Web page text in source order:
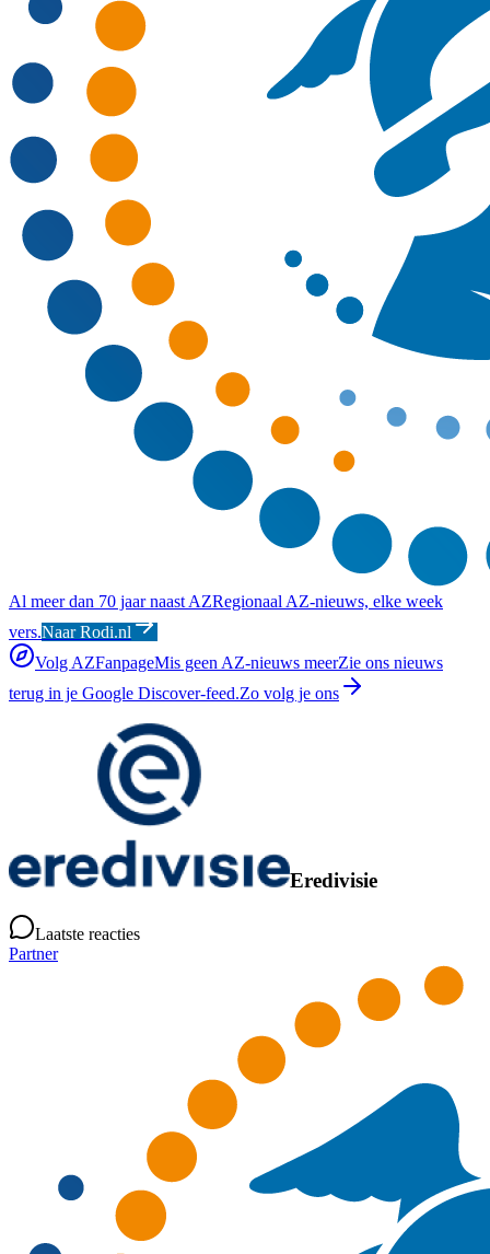
Al meer dan 70 jaar naast AZRegionaal AZ-nieuws, elke week
vers.Naar Rodi.nl
Volg AZFanpageMis geen AZ-nieuws meerZie ons nieuws
terug in je Google Discover-feed.Zo volg je ons
Eredivisie
Laatste reacties
Partner